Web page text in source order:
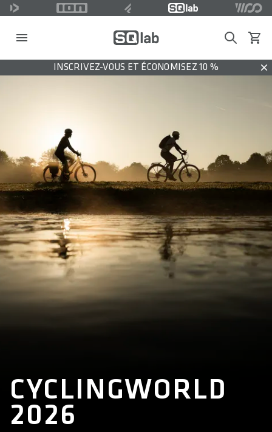
SearchVoir
INSCRIVEZ-VOUS ET ÉCONOMISEZ 10 %
CYCLINGWORLD
2026